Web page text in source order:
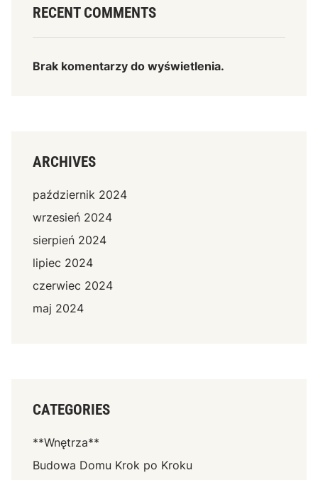
RECENT COMMENTS
Brak komentarzy do wyświetlenia.
ARCHIVES
październik 2024
wrzesień 2024
sierpień 2024
lipiec 2024
czerwiec 2024
maj 2024
CATEGORIES
**Wnętrza**
Budowa Domu Krok po Kroku